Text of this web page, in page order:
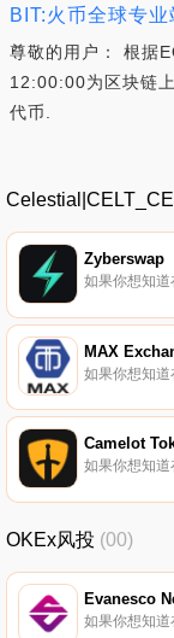
BIT:火币全球专
尊敬的用户： 根据
12:00:00为区块链
代币.
Zyberswap
MAX
Camelot
OKEx风投 (00)
Evanesco